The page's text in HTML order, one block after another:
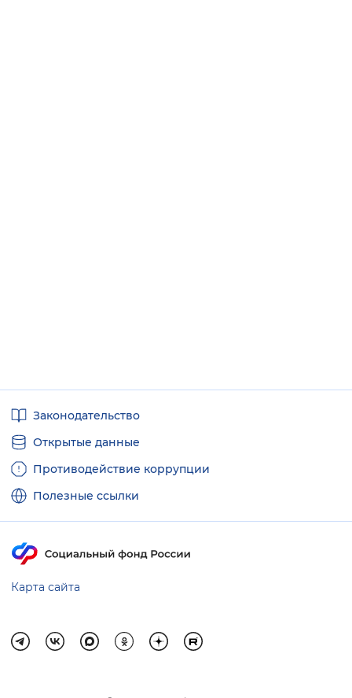
ссылкиЗаконодательство
Открытые данные
Противодействие коррупции
Полезные ссылки
Карта сайта